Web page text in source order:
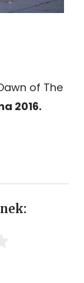
of The
2016.